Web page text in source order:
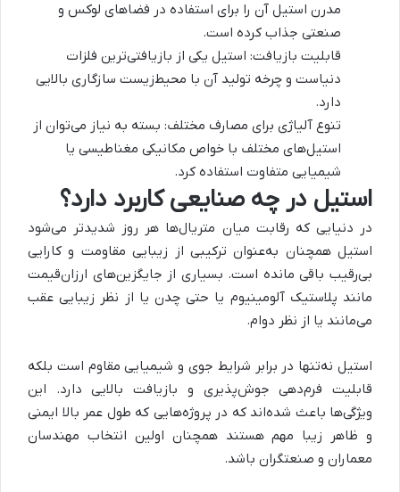
مدرن استیل آن را برای استفاده در فضاهای لوکس و
صنعتی جذاب کرده است.
قابلیت بازیافت: استیل یکی از بازیافتی‌ترین فلزات
دنیاست و چرخه تولید آن با محیط‌زیست سازگاری بالایی
دارد.
تنوع آلیاژی برای مصارف مختلف: بسته به نیاز می‌توان از
استیل‌های مختلف با خواص مکانیکی مغناطیسی یا
شیمیایی متفاوت استفاده کرد.
استیل در چه صنایعی کاربرد دارد؟
در دنیایی که رقابت میان متریال‌ها هر روز شدیدتر می‌شود
استیل همچنان به‌عنوان ترکیبی از زیبایی مقاومت و کارایی
بی‌رقیب باقی مانده است. بسیاری از جایگزین‌های ارزان‌قیمت
مانند پلاستیک آلومینیوم یا حتی چدن یا از نظر زیبایی عقب
می‌مانند یا از نظر دوام.
استیل نه‌تنها در برابر شرایط جوی و شیمیایی مقاوم است بلکه
قابلیت فرم‌دهی جوش‌پذیری و بازیافت بالایی دارد. این
ویژگی‌ها باعث شده‌اند که در پروژه‌هایی که طول عمر بالا ایمنی
و ظاهر زیبا مهم هستند همچنان اولین انتخاب مهندسان
معماران و صنعتگران باشد.